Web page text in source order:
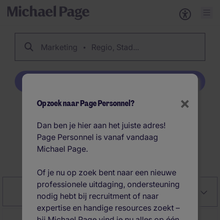
Marketing Regio, Stad...
23 Marketing vacatures
Relevantie
CloseFilter
×
Op zoek naar Page Personnel?
Dan ben je hier aan het juiste adres!
Page Personnel is vanaf vandaag
Michael Page.
Of je nu op zoek bent naar een nieuwe
professionele uitdaging, ondersteuning
nodig hebt bij recruitment of naar
expertise en handige resources zoekt –